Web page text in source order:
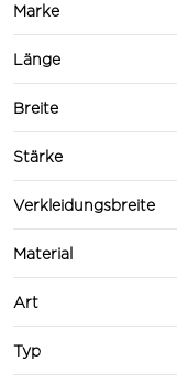
Marke
Länge
Breite
Stärke
Verkleidungsbreite
Material
Art
Typ